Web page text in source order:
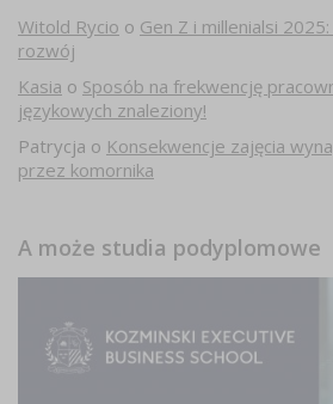
Witold Rycio o Gen Z i millenialsi
rozwój
Kasia o Sposób na frekwencję
językowych znaleziony!
Patrycja o Konsekwencje zajęcia
przez komornika
A może studia podyplomowe